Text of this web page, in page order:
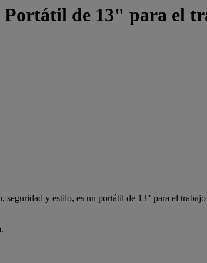
de 13" para el
y estilo, es un portátil de 13" para el